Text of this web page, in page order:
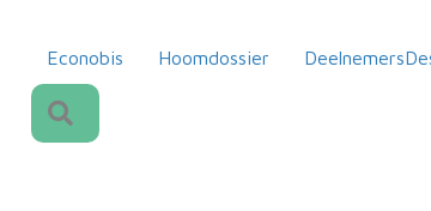
Econobis Hoomdossier